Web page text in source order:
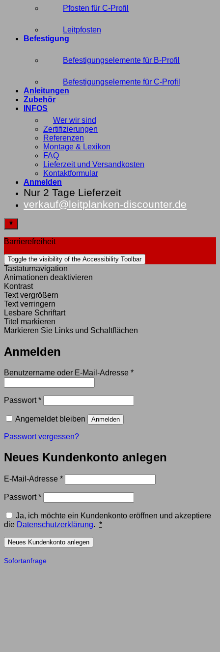
Pfosten für C-Profil
Leitpfosten
Befestigung
Befestigungselemente für B-Profil
Befestigungselemente für C-Profil
Anleitungen
Zubehör
INFOS
Wer wir sind
Zertifizierungen
Referenzen
Montage & Lexikon
FAQ
Lieferzeit und Versandkosten
Kontaktformular
Anmelden
Nur 2 Tage Lieferzeit
verkauf@leitplanken-discounter.de
Barrierefreiheit
Toggle the visibility of the Accessibility Toolbar
Tastaturnavigation
Animationen deaktivieren
Kontrast
Text vergrößern
Text verringern
Lesbare Schriftart
Titel markieren
Markieren Sie Links und Schaltflächen
Anmelden
Benutzername oder E-Mail-Adresse *Erforderlich
Passwort*Erforderlich
Angemeldet bleiben Anmelden
Passwort vergessen?
Neues Kundenkonto anlegen
E-Mail-Adresse *Erforderlich
Passwort*Erforderlich
Ja, ich möchte ein Kundenkonto eröffnen und akzeptiere
die Datenschutzerklärung. *
Neues Kundenkonto anlegen
Sofortanfrage